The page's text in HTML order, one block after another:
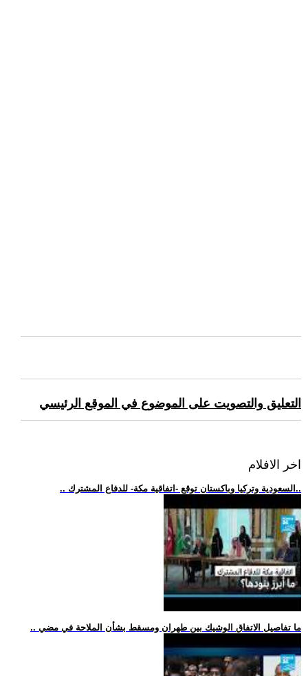
التعليق والتصويت على الموضوع في الموقع الرئيسي
اخر الافلام
.. السعودية وتركيا وباكستان توقع -اتفاقية مكة- للدفاع المشترك..
.. ما تفاصيل الاتفاق الوشيك بين طهران ومسقط بشأن الملاحة في مضي